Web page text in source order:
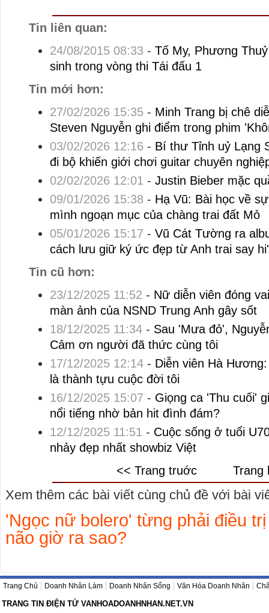
Tin liên quan:
24/08/2015 08:33 - Tố My, Phương
sinh trong vòng thi Tái đấu 1
Tin mới hơn:
27/02/2026 15:35- Minh Trang bị chê
Steven Nguyễn ghi điểm trong phim
03/02/2026 12:16 - Bí thư Tỉnh uỷ Lạng
đi bộ khiến giới chơi guitar chuyên
02/02/2026 12:01 - Justin Bieber mặc
09/01/2026 15:38 - Hạ Vũ: Bài học về
mình ngoạn mục của chàng trai đất Mỏ
05/01/2026 15:17 - Vũ Cát Tường ra
cách lưu giữ ký ức đẹp từ Anh trai say hi'
Tin cũ hơn:
23/12/2025 11:52 - Nữ diễn viên đóng
màn ảnh của NSND Trung Anh gây sốt
18/12/2025 11:34- Sau 'Mưa đỏ',
Cảm ơn người đã thức cùng tôi
17/12/2025 12:14- Diễn viên Hà
là thành tựu cuộc đời tôi
16/12/2025 15:07 - Giọng ca 'Thu cuối'
nổi tiếng nhờ bản hit đình đám?
12/12/2025 11:51 - Cuộc sống ở tuổi
nhảy đẹp nhất showbiz Việt
<< Trang truớc
Trang
Xem thêm các bài viết cùng chủ đề với bài
'Ngọc nữ bolero' từng phải điều
não giờ ra sao?
Trang Chủ Doanh Nhân Làm Doanh Nhân Sống Văn Hóa Doanh Nhân
TRANG TIN ĐIỆN TỬ VANHOADOANHNHAN.NET.VN